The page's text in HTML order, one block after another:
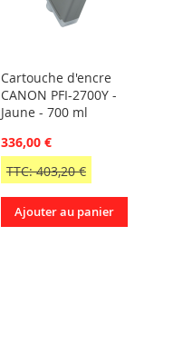
Cartouche d'encre
CANON PFI-2700Y -
Jaune - 700 ml
336,00 €
TTC: 403,20 €
Ajouter au panier